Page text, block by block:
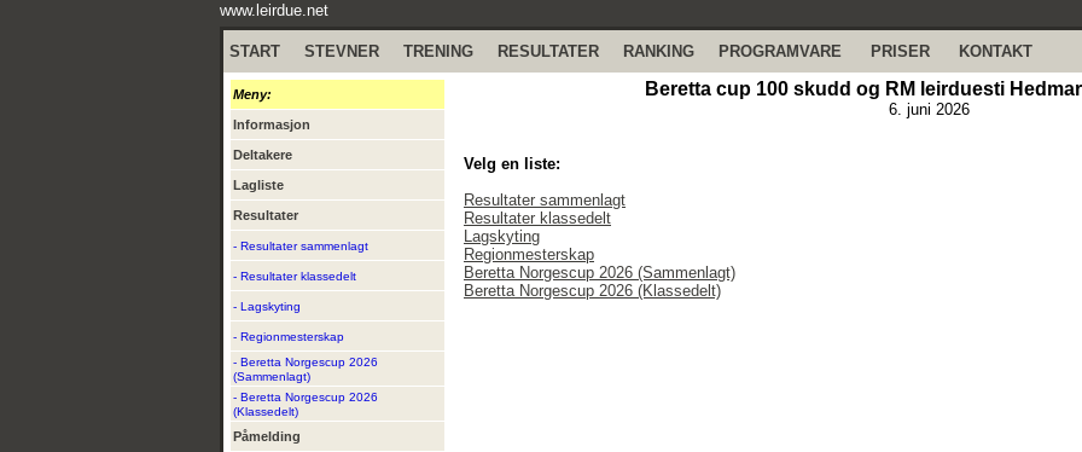
www.leirdue.net
START STEVNER TRENING RESULTATER RANKING PROGRAMVARE PRISER KONTAKT
Meny:
Informasjon
Deltakere
Lagliste
Resultater
- Resultater sammenlagt
- Resultater klassedelt
- Lagskyting
- Regionmesterskap
- Beretta Norgescup 2026
(Sammenlagt)
- Beretta Norgescup 2026
(Klassedelt)
Påmelding
Beretta cup 100 skudd og RM leirduesti
6. juni 2026
Velg en liste:
Resultater sammenlagt
Resultater klassedelt
Lagskyting
Regionmesterskap
Beretta Norgescup 2026 (Sammenlagt)
Beretta Norgescup 2026 (Klassedelt)